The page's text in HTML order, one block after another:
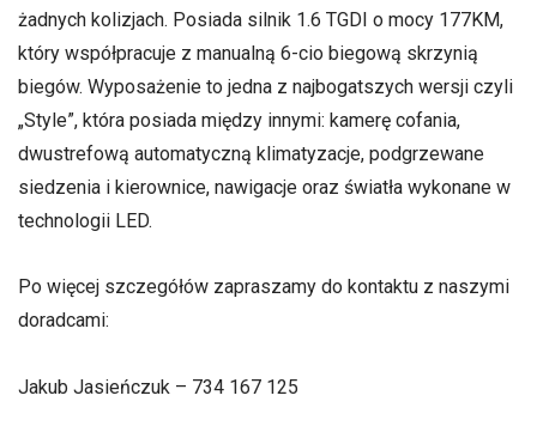
żadnych kolizjach. Posiada silnik 1.6 TGDI o mocy 177KM,
który współpracuje z manualną 6-cio biegową skrzynią
biegów. Wyposażenie to jedna z najbogatszych wersji czyli
„Style”, która posiada między innymi: kamerę cofania,
dwustrefową automatyczną klimatyzacje, podgrzewane
siedzenia i kierownice, nawigacje oraz światła wykonane w
technologii LED.
Po więcej szczegółów zapraszamy do kontaktu z naszymi
doradcami:
Jakub Jasieńczuk – 734 167 125